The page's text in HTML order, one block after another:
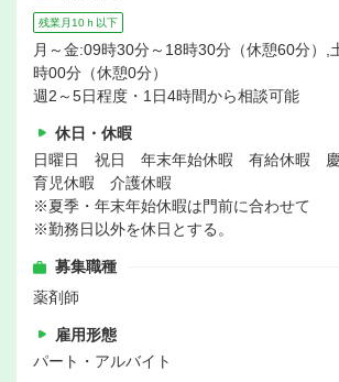
残業月10ｈ以下
月～金:09時30分～18時30分（休憩60分）,
時00分（休憩0分）
週2～5日程度・1日4時間から相談可能
休日・休暇
日曜日 祝日 年末年始休暇 有給休暇
育児休暇 介護休暇
※夏季・年末年始休暇は門前に合わせて
※勤務日以外を休日とする。
募集職種
薬剤師
雇用形態
パート・アルバイト